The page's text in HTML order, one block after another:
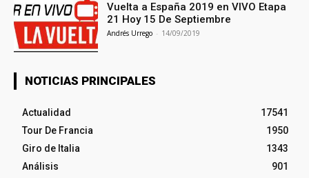
Vuelta a España 2019 en VIVO Etapa
21 Hoy 15 De Septiembre
Andrés Urrego - 14/09/2019
NOTICIAS PRINCIPALES
Actualidad
17541
Tour De Francia
1950
Giro de Italia
1343
Análisis
901